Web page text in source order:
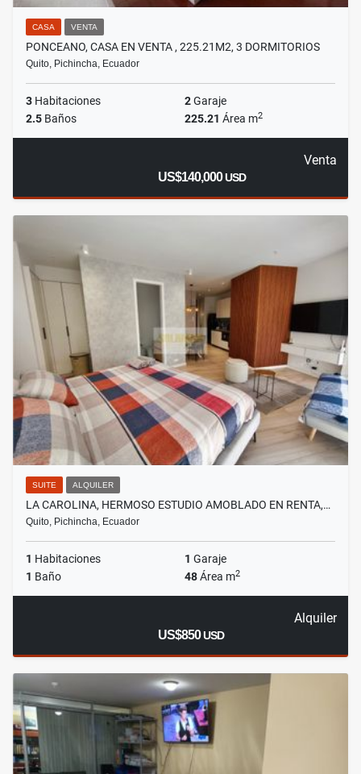
CASA VENTA
PONCEANO, CASA EN VENTA , 225.21M2, 3 DORMITORIOS
Quito, Pichincha, Ecuador
3 Habitaciones 2Garaje
2.5 Baños 225.21 Área m2
Venta
US$140,000USD
SUITE ALQUILER
LA CAROLINA, HERMOSO ESTUDIO AMOBLADO EN RENTA,…
Quito, Pichincha, Ecuador
1 Habitaciones 1 Garaje
1 Baño 48Área m2
Alquiler
US$850USD